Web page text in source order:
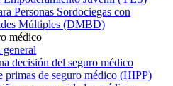
Personas Sordociegas con
Múltiples (DMBD)
médico
decisión del seguro médico
primas de seguro médico (HIPP)